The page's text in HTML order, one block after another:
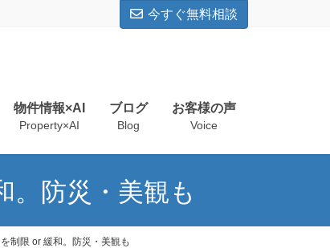
今すぐ無料相談
物件情報×AI
Property×AI
ブログ
Blog
お客様の声
Voice
。防災・美観も
制限 or 緩和。防災・美観も